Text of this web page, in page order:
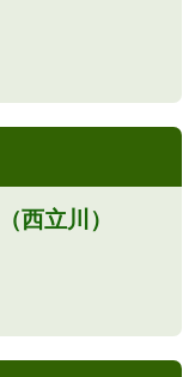
西立川）